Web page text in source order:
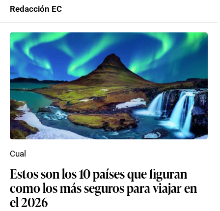
Redacción EC
Estos son los 10 países que figuran
como los más seguros para viajar en
el 2026
Cual